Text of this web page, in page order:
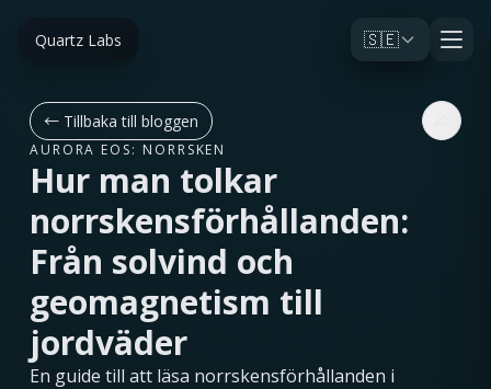
Quartz Labs 🇸🇪
← Tillbaka till bloggen
AURORA EOS: NORRSKEN
Hur man tolkar
norrskensförhållanden:
Från solvind och
geomagnetism till
jordväder
En guide till att läsa norrskensförhållanden i